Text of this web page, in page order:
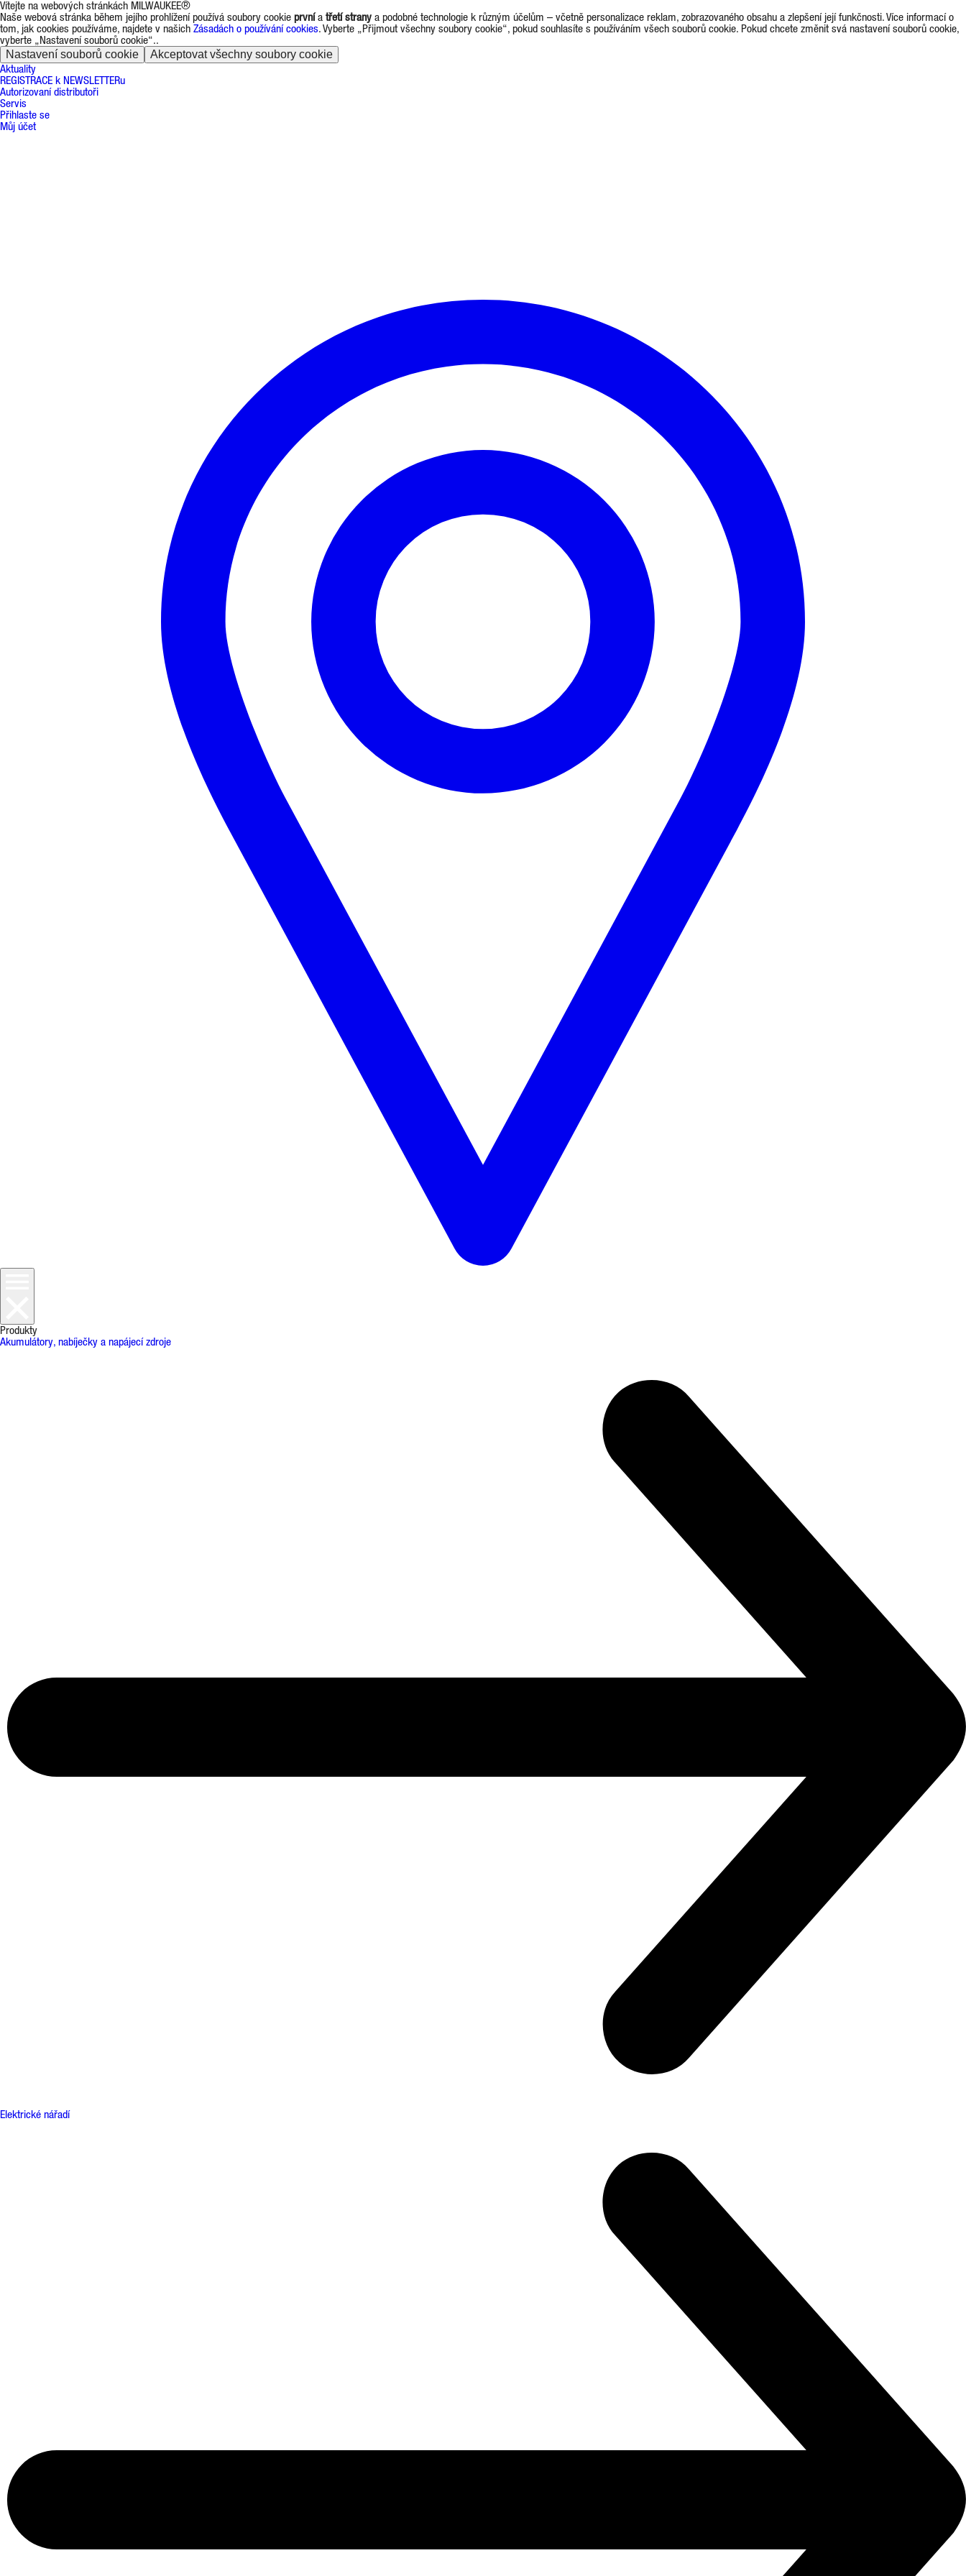
Vítejte na webových stránkách MILWAUKEE®
Naše webová stránka během jejího prohlížení používá soubory cookie prvnía třetí strany a podobné technologie k různým účelům – včetně personalizace reklam, zobrazovaného obsahu a zlepšení její funkčnosti. Více informací o
tom, jak cookies používáme, najdete v našich Zásadách o používání cookies. Vyberte „Přijmout všechny soubory cookie“, pokud souhlasíte s používáním všech souborů cookie. Pokud chcete změnit svá nastavení souborů cookie,
vyberte „Nastavení souborů cookie“..
Nastavení souborů cookie Akceptovat všechny soubory cookie
Aktuality
REGISTRACE k NEWSLETTERu
Autorizovaní distributoři
Servis
Přihlaste se
Můj účet
Produkty
Akumulátory, nabíječky a napájecí zdroje
Elektrické nářadí